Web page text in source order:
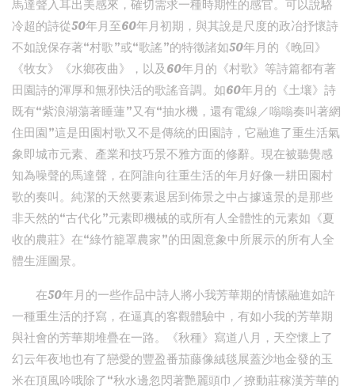
馬達聲入耳出美感來，確切需求一種時期性的感官。可以說駱
冷超的詩從50年月至60年月初期，與其說是尺度的政冶抒懷詩
不如說保存著“村歌”或“歌謠”的特徵諸如50年月的《晚回》
《牧女》《水鄉夜曲》，以及60年月的《村歌》等詩篇都有著
田園詩的渾厚和無邪快活的歌謠音調。如60年月的《土壤》詩
既有“紫浪湖蕩著睡蓮”又有“抽水機，還有電線／嗡嗡奏叫著網
住田園”這是田園村歌又不是傳統的田園詩，它融進了重生活氣
象即城市元素、產業和技巧景不雅方面的修辭。現在被聽覺感
知為噪聲的馬達聲，在阿誰向往重生活的年月好像一耕田園村
歌的奏叫。純潔的天然要素退居到佈景之中占據遠景的是那些
非天然的“古代化”元素即機械的或所有人全體性的元素如《夏
收的農莊》在“綠竹籠罩農家”的田園意象中所展示的所有人全
體生涯圖景。
在50年月的一些作品中詩人將小我芳華期的情愫融進如許
一種重生活的抒寫，在逼真的客觀體驗中，有如小我的芳華期
與社會的芳華期堆疊在一路。《秋種》寫道八月，天空懷上了
幻云年夜地也有了戀愛的豐盈番茄藤像絨毯展蓋沙地金發的玉
米在頂風吟哦除了“秋水邊忽閃著艷麗頭巾／撩動莊稼漢芳華的